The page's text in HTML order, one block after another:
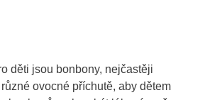
děti jsou bonbony, nejčastěji
ovocné příchutě, aby dětem